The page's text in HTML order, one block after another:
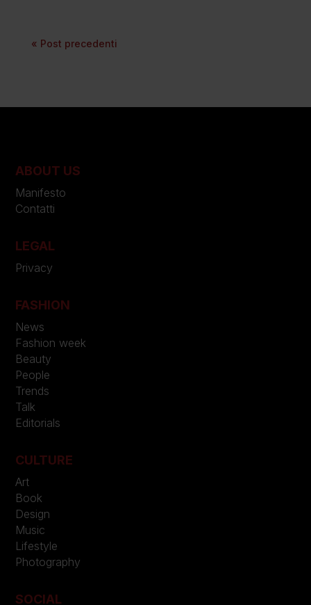
« Post precedenti
ABOUT US
Manifesto
Contatti
LEGAL
Privacy
FASHION
News
Fashion week
Beauty
People
Trends
Talk
Editorials
CULTURE
Art
Book
Design
Music
Lifestyle
Photography
SOCIAL